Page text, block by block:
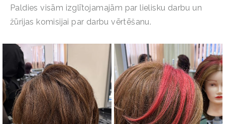
Paldies visām izglītojamajām par lielisku darbu un
žūrijas komisijai par darbu vērtēšanu.